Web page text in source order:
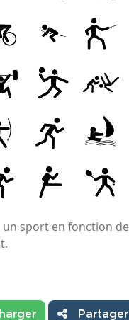
un sport en fonction de
Partager